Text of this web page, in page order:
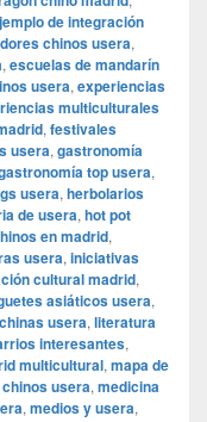
de integración
chinos usera,
, escuelas de mandarín
usera, experiencias
multiculturales
, festivales
usera, gastronomía
top usera,
usera, herbolarios
de usera, hot pot
en madrid,
usera, iniciativas
cultural madrid,
asiáticos usera,
usera, literatura
interesantes,
multicultural, mapa de
usera, medicina
, medios y usera,